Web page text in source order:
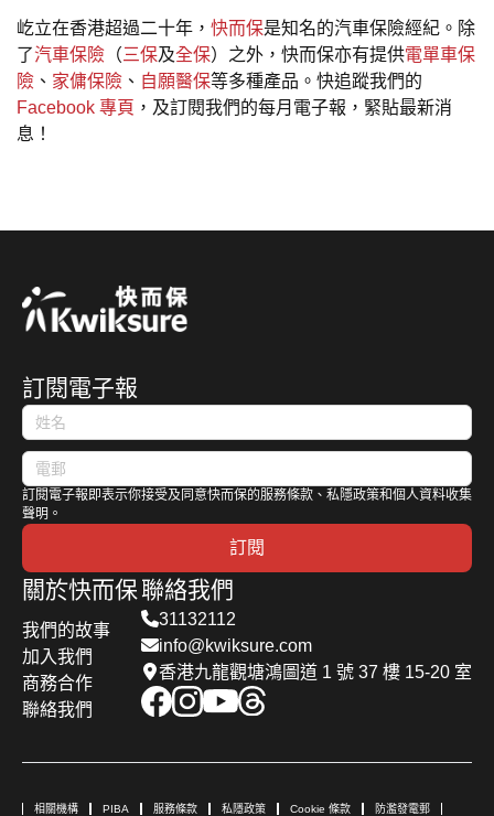
屹立在香港超過二十年， 快而保是知名的汽車保險經紀。除
了汽車保險 （三保及全保）之外，快而保亦有提供電單車保
險 、 家傭保險 、 自願醫保等多種產品。快追蹤我們的
Facebook 專頁 ，及訂閱我們的每月電子報，緊貼最新消
息！
訂閱電子報
訂閱電子報即表示你接受及同意快而保的服務條款、私隱政策和個人資料收集
聲明。
訂閱
關於快而保
我們的故事
加入我們
商務合作
聯絡我們
聯絡我們
31132112
info@kwiksure.com
香港九龍觀塘鴻圖道 1 號 37 樓 15-20 室
相關機構 PIBA 服務條款 私隱政策 Cookie 條款 防濫發電郵